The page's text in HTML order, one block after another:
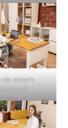
do małych